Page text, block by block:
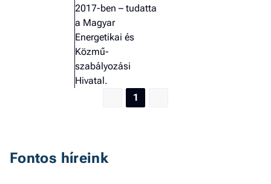
2017-ben – tudatta
a Magyar
Energetikai és
Közmű-
szabályozási
Hivatal.
1
Fontos híreink